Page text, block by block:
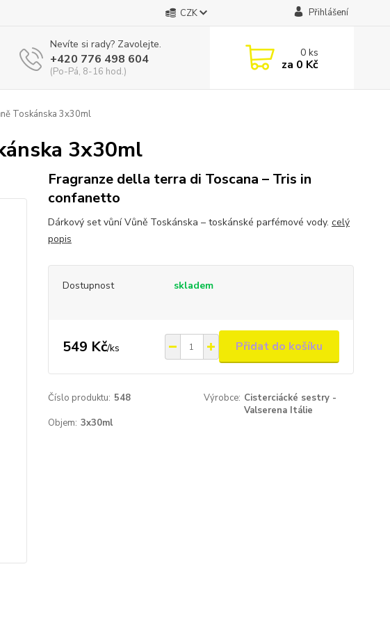
CZK Přihlášení
Nevíte si rady? Zavolejte.
+420 776 498 604
(Po-Pá, 8-16 hod.)
0ks
za 0 Kč
Toskánska 3x30ml
3x30ml
Fragranze della terra di Toscana – Tris in
confanetto
Dárkový set vůní Vůně Toskánska – toskánské parfémové vody. celý
popis
Dostupnost skladem
549 Kč/ks Přidat do košíku
Číslo produktu: 548 Výrobce: Cisterciácké sestry -
Valserena Itálie
Objem: 3x30ml